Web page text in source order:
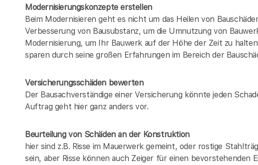
Modernisierungskonzepte erstellen
Beim Modernisieren geht es nicht um das Heilen von
Verbesserung von Bausubstanz, um die Umnutzung von
Modernisierung, um Ihr Bauwerk auf der Höhe der Zeit zu
sparen durch seine großen Erfahrungen im Bereich der
Versicherungsschäden bewerten
Der Bausachverständige einer Versicherung könnte jeden
Auftrag geht hier ganz anders vor.
Beurteilung von Schäden an der Konstruktion
hier sind z.B. Risse im Mauerwerk gemeint, oder rostige
sein, aber Risse können auch Zeiger für einen bevorstehenden